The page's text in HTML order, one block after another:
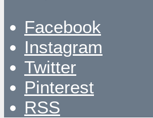
Facebook
Instagram
Twitter
Pinterest
RSS